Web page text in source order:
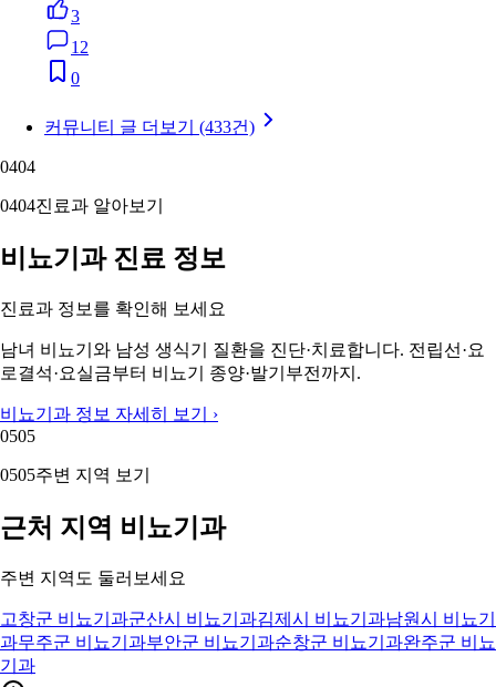
3
12
0
커뮤니티 글 더보기 (433건)
0404
0404진료과 알아보기
비뇨기과 진료 정보
진료과 정보를 확인해 보세요
남녀 비뇨기와 남성 생식기 질환을 진단·치료합니다. 전립선·요
로결석·요실금부터 비뇨기 종양·발기부전까지.
비뇨기과 정보 자세히 보기 ›
0505
0505주변 지역 보기
근처 지역 비뇨기과
주변 지역도 둘러보세요
고창군 비뇨기과군산시 비뇨기과김제시 비뇨기과남원시 비뇨기
과무주군 비뇨기과부안군 비뇨기과순창군 비뇨기과완주군 비뇨
기과